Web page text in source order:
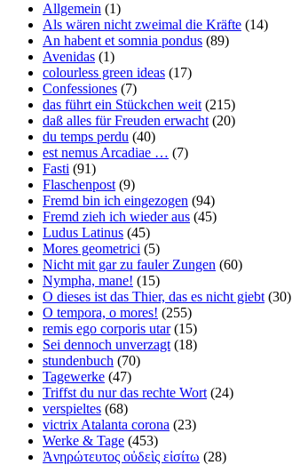
Allgemein (1)
Als wären nicht zweimal die Kräfte (14)
An habent et somnia pondus (89)
Avenidas (1)
colourless green ideas (17)
Confessiones (7)
das führt ein Stückchen weit (215)
daß alles für Freuden erwacht (20)
du temps perdu (40)
est nemus Arcadiae … (7)
Fasti (91)
Flaschenpost (9)
Fremd bin ich eingezogen (94)
Fremd zieh ich wieder aus (45)
Ludus Latinus (45)
Mores geometrici (5)
Nicht mit gar zu fauler Zungen (60)
Nympha, mane! (15)
O dieses ist das Thier, das es nicht giebt (30)
O tempora, o mores! (255)
remis ego corporis utar(15)
Sei dennoch unverzagt (18)
stundenbuch (70)
Tagewerke (47)
Triffst du nur das rechte Wort (24)
verspieltes (68)
victrix Atalanta corona (23)
Werke & Tage (453)
Ἀνηρώτευτος οὐδεὶς εἰσίτω (28)